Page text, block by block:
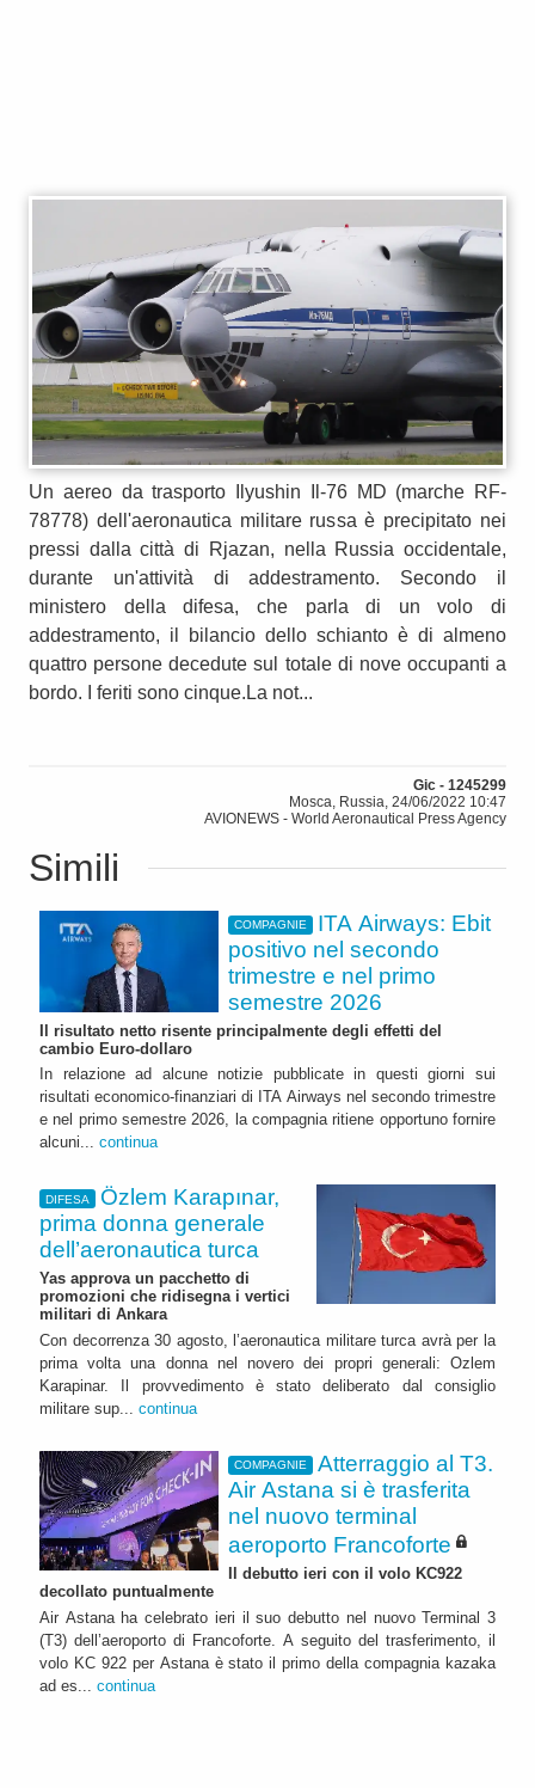
Un aereo da trasporto Ilyushin Il-76 MD (marche RF-
78778) dell'aeronautica militare russa è precipitato nei
pressi dalla città di Rjazan, nella Russia occidentale,
durante un'attività di addestramento. Secondo il
ministero della difesa, che parla di un volo di
addestramento, il bilancio dello schianto è di almeno
quattro persone decedute sul totale di nove occupanti a
bordo. I feriti sono cinque.La not...
Gic - 1245299
Mosca, Russia, 24/06/2022 10:47
AVIONEWS - World Aeronautical Press Agency
Simili
COMPAGNIE
ITA Airways: Ebit
positivo nel secondo
trimestre e nel primo
semestre 2026
Il risultato netto risente principalmente degli effetti del
cambio Euro-dollaro
In relazione ad alcune notizie pubblicate in questi giorni sui
risultati economico-finanziari di ITA Airways nel secondo trimestre
e nel primo semestre 2026, la compagnia ritiene opportuno fornire
alcuni... continua
DIFESA
Özlem Karapınar,
prima donna generale
dell’aeronautica turca
Yas approva un pacchetto di
promozioni che ridisegna i vertici
militari di Ankara
Con decorrenza 30 agosto, l’aeronautica militare turca avrà per la
prima volta una donna nel novero dei propri generali: Ozlem
Karapinar. Il provvedimento è stato deliberato dal consiglio
militare sup... continua
COMPAGNIE
Atterraggio al T3.
Air Astana si è trasferita
nel nuovo terminal
aeroporto Francoforte
Il debutto ieri con il volo KC922
decollato puntualmente
Air Astana ha celebrato ieri il suo debutto nel nuovo Terminal 3
(T3) dell’aeroporto di Francoforte. A seguito del trasferimento, il
volo KC 922 per Astana è stato il primo della compagnia kazaka
ad es... continua